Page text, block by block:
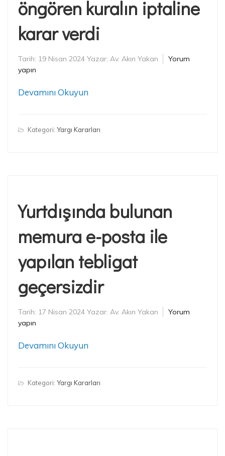
öngören kuralın iptaline
karar verdi
Tarih: 19 Nisan 2024 Yazar: Av. Akın Yakan
Yorum
yapın
Devamını Okuyun
Kategori: Yargı Kararları
Yurtdışında bulunan
memura e-posta ile
yapılan tebligat
geçersizdir
Tarih: 17 Nisan 2024 Yazar: Av. Akın Yakan
Yorum
yapın
Devamını Okuyun
Kategori: Yargı Kararları